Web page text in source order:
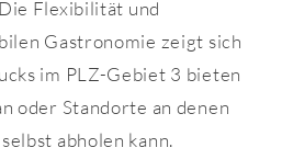
Flexibilität und
Gastronomie zeigt sich
im PLZ-Gebiet 3 bieten
oder Standorte an denen
abholen kann.